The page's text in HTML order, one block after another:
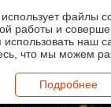
файлы
работы и
наш
что мы можем
Подробнее